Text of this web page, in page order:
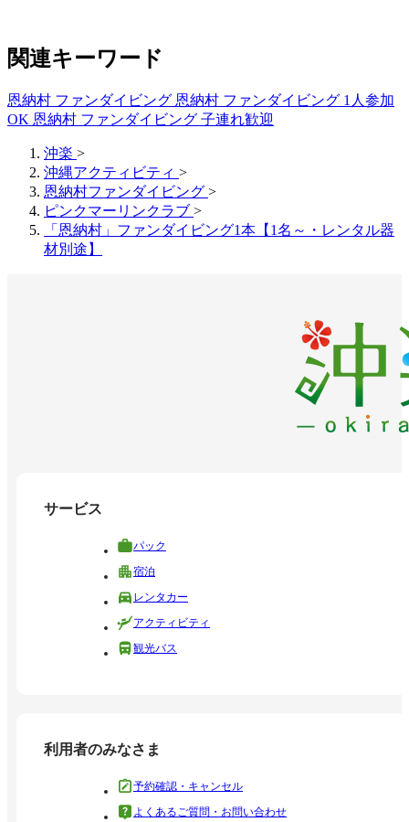
関連キーワード
恩納村 ファンダイビング 恩納村 ファンダイビング 1人参加
OK 恩納村 ファンダイビング 子連れ歓迎
沖楽 >
沖縄アクティビティ >
恩納村ファンダイビング >
ピンクマーリンクラブ >
「恩納村」ファンダイビング1本【1名～・レンタル器
材別途】
サービス
パック
宿泊
レンタカー
アクティビティ
観光バス
利用者のみなさま
予約確認・キャンセル
よくあるご質問・お問い合わせ